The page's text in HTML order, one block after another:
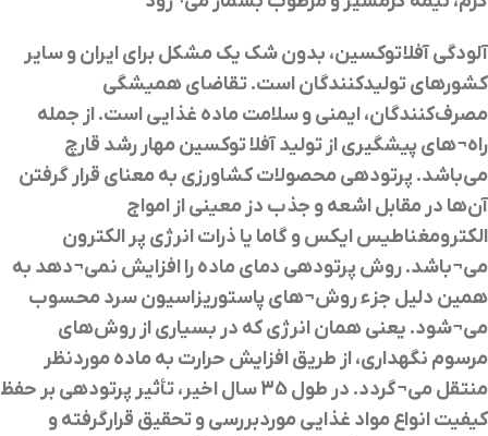
آلودگي آفلاتوكسين، بدون شك يك مشكل براي ايران و ساير
كشورهاي توليدكنندگان است. تقاضاي هميشگي
مصرف‌کنندگان، ايمني و سلامت ماده غذايي است. از جمله
راه¬هاي پيشگيري از توليد آفلا توكسين مهار رشد قارچ
می‌باشد. پرتودهی محصولات کشاورزی به معنای قرار گرفتن
آن‌ها در مقابل اشعه و جذب دز معینی از امواج
الکترومغناطیس ایکس و گاما یا ذرات انرژی پر الکترون
می¬باشد. روش پرتودهی دمای ماده را افزایش نمی¬دهد به
همین دلیل جزء روش¬های پاستوریزاسیون سرد محسوب
می¬شود. یعنی همان انرژی که در بسیاری از روش‌های
مرسوم نگهداری، از طریق افزایش حرارت به ماده موردنظر
منتقل می¬
گردد. در طول 35 سال اخیر، تأثیر پرتودهی بر حفظ
کیفیت انواع مواد غذایی موردبررسی و تحقیق قرارگرفته و